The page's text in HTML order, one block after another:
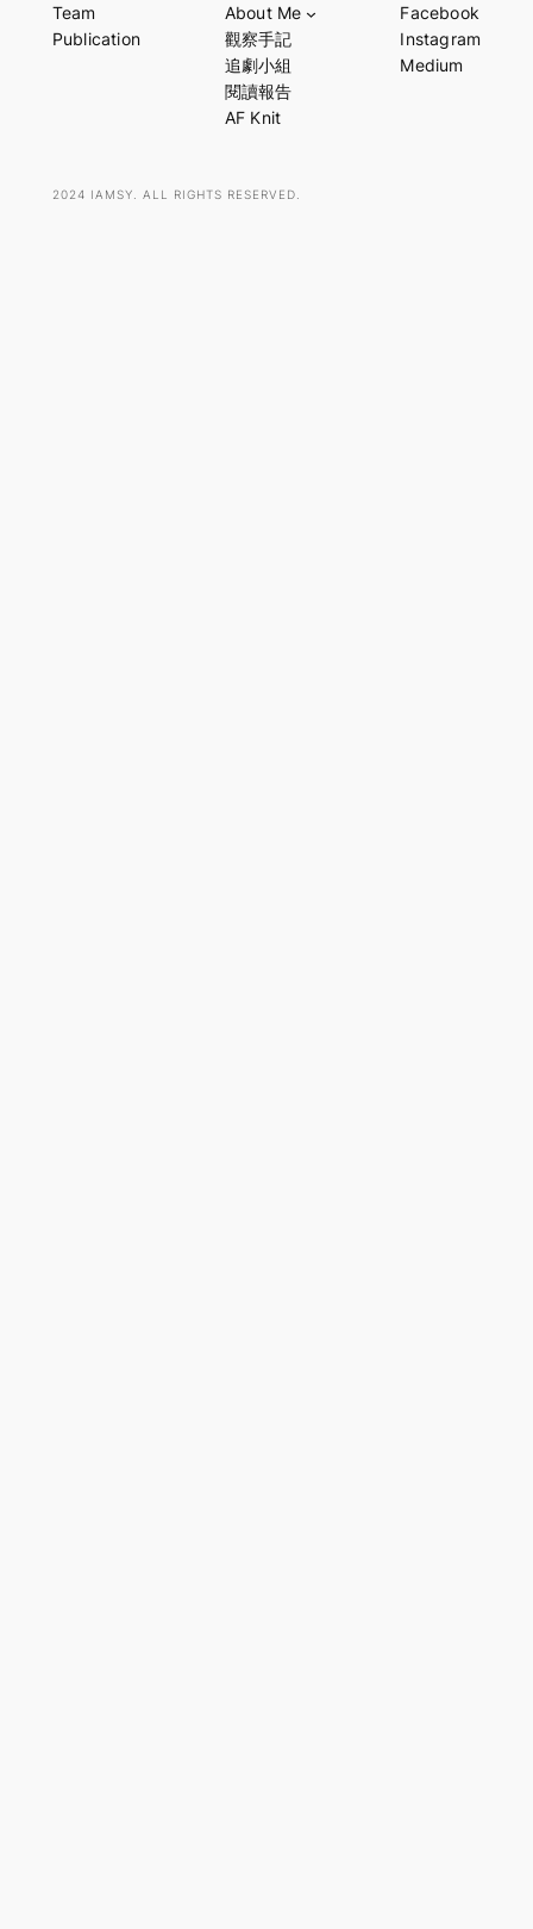
r
Team
Publication
About Me
觀察手記
追劇小組
閱讀報告
AF Knit
Facebook
Instagram
Medium
2024 IAMSY. ALL RIGHTS RESERVED.